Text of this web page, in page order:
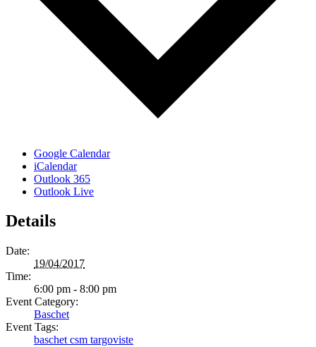
Google Calendar
iCalendar
Outlook 365
Outlook Live
Details
Date:
19/04/2017
Time:
6:00 pm - 8:00 pm
Event Category:
Baschet
Event Tags:
baschet csm targoviste